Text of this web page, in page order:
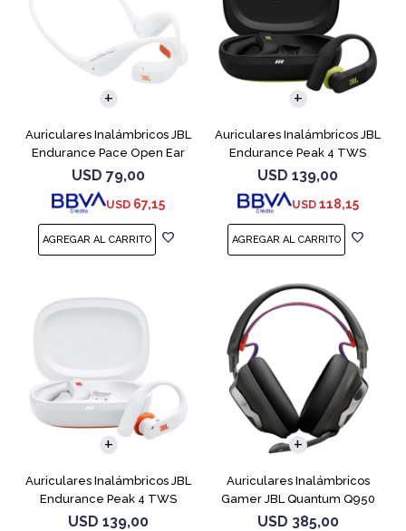
Auriculares Inalámbricos JBL
Endurance Pace Open Ear
Blanco
USD 79,00
USD 67,15
Auriculares Inalámbricos JBL
Endurance Peak 4 TWS
Negro
USD 139,00
USD 118,15
Auriculares Inalámbricos JBL
Endurance Peak 4 TWS
Blanco
USD 139,00
Auriculares Inalámbricos
Gamer JBL Quantum Q950
Negro
USD 385,00